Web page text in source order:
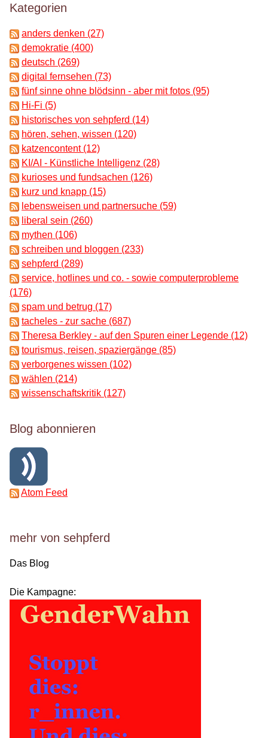
Kategorien
anders denken (27)
demokratie (400)
deutsch (269)
digital fernsehen (73)
fünf sinne ohne blödsinn - aber mit fotos (95)
Hi-Fi (5)
historisches von sehpferd (14)
hören, sehen, wissen (120)
katzencontent (12)
KI/AI - Künstliche Intelligenz (28)
kurioses und fundsachen (126)
kurz und knapp (15)
lebensweisen und partnersuche (59)
liberal sein (260)
mythen (106)
schreiben und bloggen (233)
sehpferd (289)
service, hotlines und co. - sowie computerprobleme
(176)
spam und betrug (17)
tacheles - zur sache (687)
Theresa Berkley - auf den Spuren einer Legende (12)
tourismus, reisen, spaziergänge (85)
verborgenes wissen (102)
wählen (214)
wissenschaftskritik (127)
Blog abonnieren
Atom Feed
mehr von sehpferd
Das Blog
Die Kampagne: